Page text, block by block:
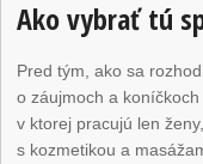
Ako vybrať tú
Pred tým, ako sa
o záujmoch a koníčkoch
v ktorej pracujú len
s kozmetikou a